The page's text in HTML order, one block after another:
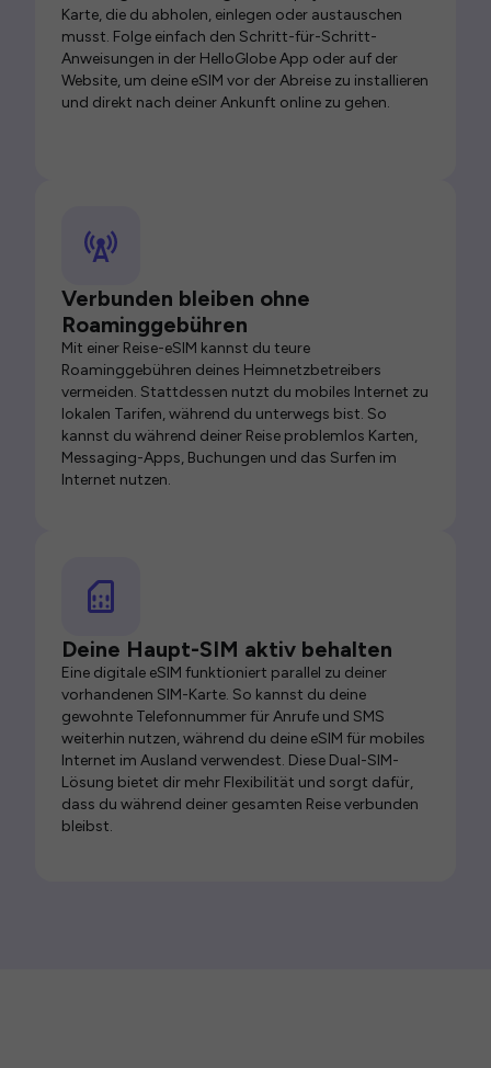
Karte, die du abholen, einlegen oder austauschen
musst. Folge einfach den Schritt-für-Schritt-
Anweisungen in der HelloGlobe App oder auf der
Website, um deine eSIM vor der Abreise zu installieren
und direkt nach deiner Ankunft online zu gehen.
Verbunden bleiben ohne
Roaminggebühren
Mit einer Reise-eSIM kannst du teure
Roaminggebühren deines Heimnetzbetreibers
vermeiden. Stattdessen nutzt du mobiles Internet zu
lokalen Tarifen, während du unterwegs bist. So
kannst du während deiner Reise problemlos Karten,
Messaging-Apps, Buchungen und das Surfen im
Internet nutzen.
Deine Haupt-SIM aktiv behalten
Eine digitale eSIM funktioniert parallel zu deiner
vorhandenen SIM-Karte. So kannst du deine
gewohnte Telefonnummer für Anrufe und SMS
weiterhin nutzen, während du deine eSIM für mobiles
Internet im Ausland verwendest. Diese Dual-SIM-
Lösung bietet dir mehr Flexibilität und sorgt dafür,
dass du während deiner gesamten Reise verbunden
bleibst.